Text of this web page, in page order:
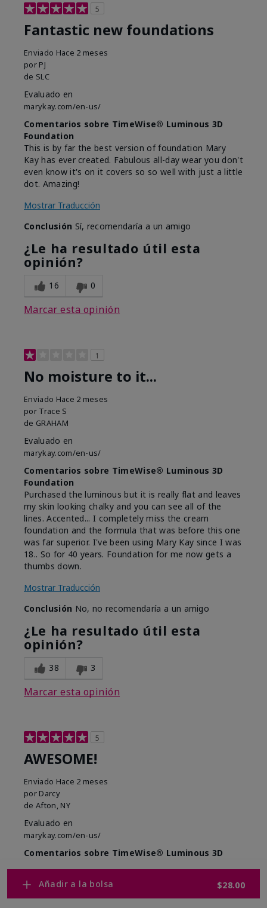
Añadir a la bolsa $28.00
5
Fantastic new foundations
Enviado Hace 2 meses
por PJ
de SLC
Evaluado en
marykay.com/en-us/
Comentarios sobre TimeWise® Luminous 3D
Foundation
This is by far the best version of foundation Mary
Kay has ever created. Fabulous all-day wear you don't
even know it's on it covers so so well with just a little
dot. Amazing!
Mostrar Traducción
Conclusión Sí, recomendaría a un amigo
¿Le ha resultado útil esta
opinión?
16 0
Marcar esta opinión
1
No moisture to it...
Enviado Hace 2 meses
por Trace S
de GRAHAM
Evaluado en
marykay.com/en-us/
Comentarios sobre TimeWise® Luminous 3D
Foundation
Purchased the luminous but it is really flat and leaves
my skin looking chalky and you can see all of the
lines. Accented... I completely miss the cream
foundation and the formula that was before this one
was far superior. I've been using Mary Kay since I was
18.. So for 40 years. Foundation for me now gets a
thumbs down.
Mostrar Traducción
Conclusión No, no recomendaría a un amigo
¿Le ha resultado útil esta
opinión?
38 3
Marcar esta opinión
5
AWESOME!
Enviado Hace 2 meses
por Darcy
de Afton, NY
Evaluado en
marykay.com/en-us/
Comentarios sobre TimeWise® Luminous 3D
time that my Daughter got a PERFECT match to her
skin tone. I LOVE mine, and I won't use nothing else.